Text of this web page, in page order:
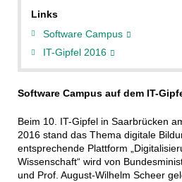
Links
Software Campus
IT-Gipfel 2016
Software Campus auf dem IT-
Beim 10. IT-Gipfel in Saarbrücken
2016 stand das Thema digitale
entsprechende Plattform
Wissenschaft“ wird von
und Prof. August-Wilhelm Scheer